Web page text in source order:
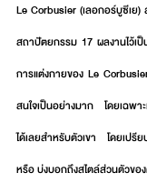
Le Corbusier (เลอกอร์บูซีเย)
สถาปัตยกรรม 17 ผลงานไว้เ
การแต่งกายของ Le
สนใจเป็นอย่างมาก โดยเฉพา
ได้เลยสำหรับตัวเขา โดยเปรี
หรือ บ่งบอกถึงสไตล์ส่วนตัวข